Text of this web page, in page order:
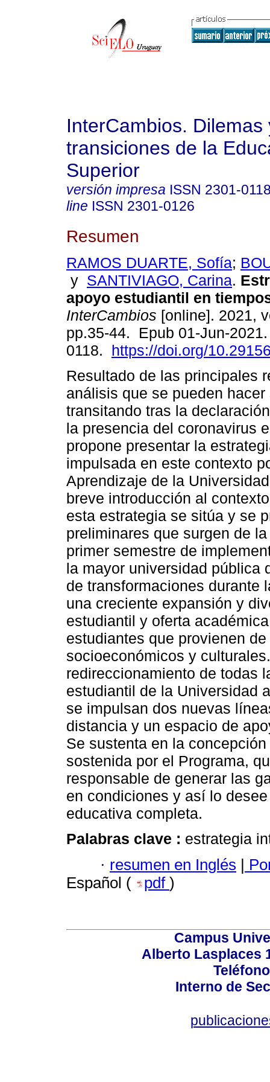
InterCambios. Dilemas
transiciones de la
Superior
versión impresa ISSN 2301-
line ISSN 2301-0126
Resumen
RAMOS DUARTE, Sofía;
y SANTIVIAGO, Carina.
apoyo estudiantil en
InterCambios [online]. 2021,
pp.35-44. Epub 01-Jun-
0118. https://doi.org/
Resultado de las principales
análisis que se pueden
transitando tras la
la presencia del coronavirus
propone presentar la
impulsada en este contexto
Aprendizaje de la
breve introducción al
esta estrategia se sitúa y se
preliminares que surgen de
primer semestre de
la mayor universidad pública
de transformaciones durante
una creciente expansión y
estudiantil y oferta
estudiantes que provienen
socioeconómicos y
redireccionamiento de todas
estudiantil de la Universidad
se impulsan dos nuevas
distancia y un espacio de
Se sustenta en la
sostenida por el Programa,
responsable de generar las
en condiciones y así lo
educativa completa.
Palabras clave : estrategia
· resumen en Inglés |
Español (
pdf )
Campus
Alberto Lasplaces
Interno de